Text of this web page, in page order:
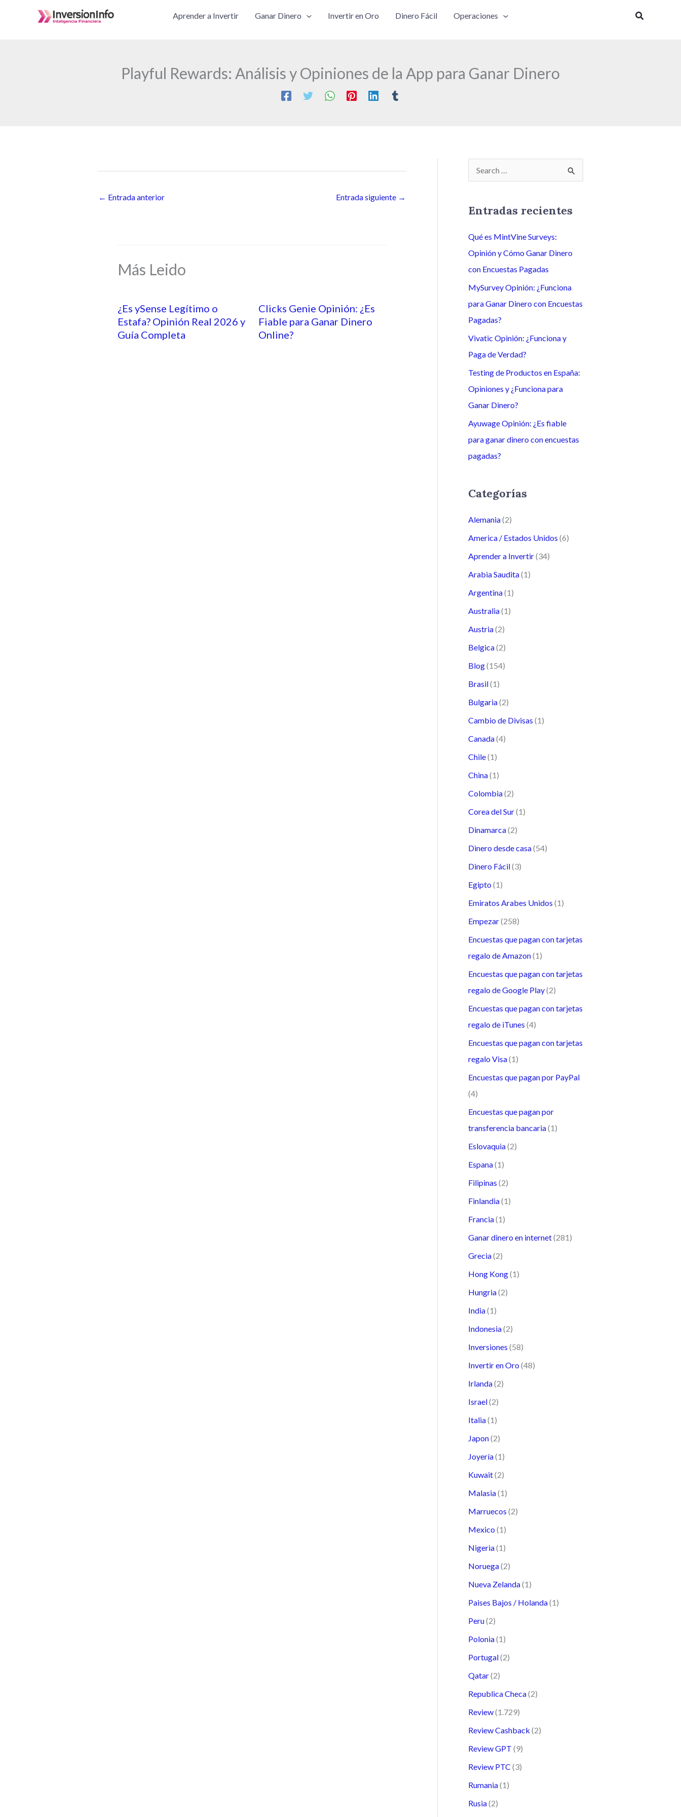
Aprender a Invertir Ganar Dinero Invertir en Oro Dinero Fácil Operaciones Buscar
Playful Rewards: Análisis y Opiniones de la App para Ganar Dinero
← Entrada anterior Entrada siguiente →
Más Leido
¿Es ySense Legítimo o
Estafa? Opinión Real 2026 y
Guía Completa
Clicks Genie Opinión: ¿Es
Fiable para Ganar Dinero
Online?
s
a
r
p
o
r
:
Entradas recientes
Qué es MintVine Surveys:
Opinión y Cómo Ganar Dinero
con Encuestas Pagadas
MySurvey Opinión: ¿Funciona
para Ganar Dinero con Encuestas
Pagadas?
Vivatic Opinión: ¿Funciona y
Paga de Verdad?
Testing de Productos en España:
Opiniones y ¿Funciona para
Ganar Dinero?
Ayuwage Opinión: ¿Es fiable
para ganar dinero con encuestas
pagadas?
Categorías
Alemania(2)
America / Estados Unidos (6)
Aprender a Invertir(34)
Arabia Saudita(1)
Argentina(1)
Australia(1)
Austria(2)
Belgica(2)
Blog(154)
Brasil(1)
Bulgaria(2)
Cambio de Divisas (1)
Canada(4)
Chile(1)
China(1)
Colombia(2)
Corea del Sur(1)
Dinamarca(2)
Dinero desde casa(54)
Dinero Fácil(3)
Egipto (1)
Emiratos Arabes Unidos (1)
Empezar(258)
Encuestas que pagan con tarjetas
regalo de Amazon(1)
Encuestas que pagan con tarjetas
regalo de Google Play(2)
Encuestas que pagan con tarjetas
regalo de iTunes (4)
Encuestas que pagan con tarjetas
regalo Visa(1)
Encuestas que pagan por PayPal
(4)
Encuestas que pagan por
transferencia bancaria(1)
Eslovaquia(2)
Espana(1)
Filipinas (2)
Finlandia(1)
Francia(1)
Ganar dinero en internet(281)
Grecia(2)
Hong Kong(1)
Hungria(2)
India(1)
Indonesia(2)
Inversiones (58)
Invertir en Oro (48)
Irlanda(2)
Israel(2)
Italia(1)
Japon(2)
Joyería(1)
Kuwait(2)
Malasia(1)
Marruecos (2)
Mexico (1)
Nigeria(1)
Noruega(2)
Nueva Zelanda(1)
Paises Bajos / Holanda(1)
Peru(2)
Polonia(1)
Portugal(2)
Qatar(2)
Republica Checa(2)
Review(1.729)
Review Cashback (2)
Review GPT (9)
Review PTC (3)
Rumania(1)
Rusia(2)